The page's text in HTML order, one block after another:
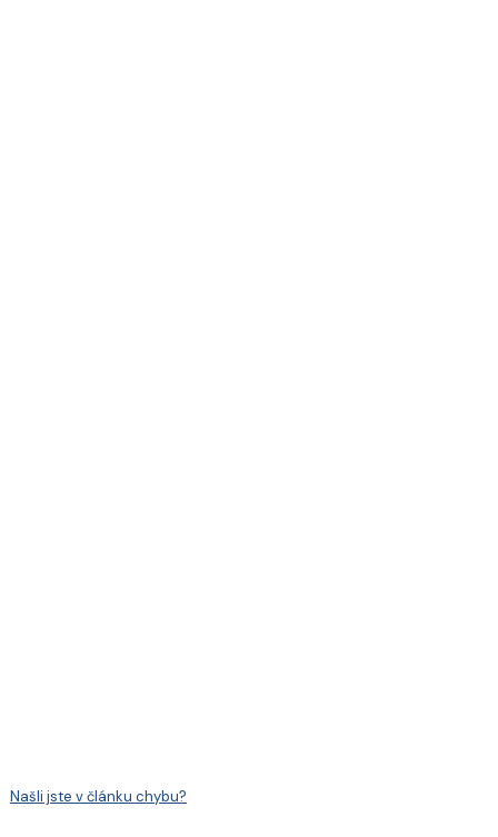
Našli jste v článku chybu?